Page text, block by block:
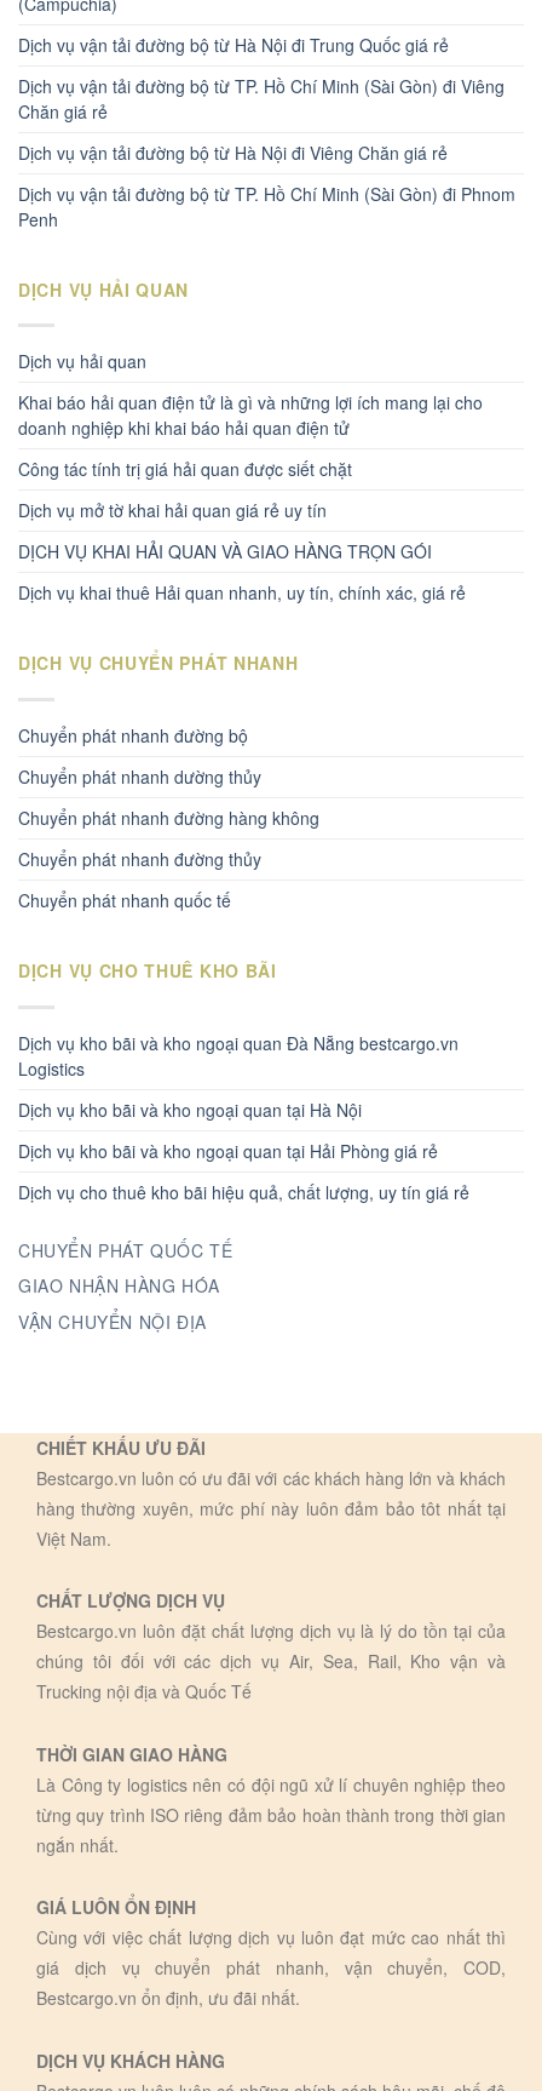
Dịch vụ vận tải đường bộ từ Hà Nội đi Trung Quốc giá rẻ
Dịch vụ vận tải đường bộ từ TP. Hồ Chí Minh (Sài Gòn) đi Viêng
Chăn giá rẻ
Dịch vụ vận tải đường bộ từ Hà Nội đi Viêng Chăn giá rẻ
Dịch vụ vận tải đường bộ từ TP. Hồ Chí Minh (Sài Gòn) đi Phnom
Penh
DỊCH VỤ HẢI QUAN
Dịch vụ hải quan
Khai báo hải quan điện tử là gì và những lợi ích mang lại cho
doanh nghiệp khi khai báo hải quan điện tử
Công tác tính trị giá hải quan được siết chặt
Dịch vụ mở tờ khai hải quan giá rẻ uy tín
DỊCH VỤ KHAI HẢI QUAN VÀ GIAO HÀNG TRỌN GÓI
Dịch vụ khai thuê Hải quan nhanh, uy tín, chính xác, giá rẻ
DỊCH VỤ CHUYỂN PHÁT NHANH
Chuyển phát nhanh đường bộ
Chuyển phát nhanh dường thủy
Chuyển phát nhanh đường hàng không
Chuyển phát nhanh đường thủy
Chuyển phát nhanh quốc tế
DỊCH VỤ CHO THUÊ KHO BÃI
Dịch vụ kho bãi và kho ngoại quan Đà Nẵng bestcargo.vn
Logistics
Dịch vụ kho bãi và kho ngoại quan tại Hà Nội
Dịch vụ kho bãi và kho ngoại quan tại Hải Phòng giá rẻ
Dịch vụ cho thuê kho bãi hiệu quả, chất lượng, uy tín giá rẻ
CHUYỂN PHÁT QUỐC TẾ
GIAO NHẬN HÀNG HÓA
VẬN CHUYỂN NỘI ĐỊA
CHIẾT KHẤU ƯU ĐÃI
Bestcargo.vn luôn có ưu đãi với các khách hàng lớn và khách
hàng thường xuyên, mức phí này luôn đảm bảo tôt nhất tại
Việt Nam.
CHẤT LƯỢNG DỊCH VỤ
Bestcargo.vn luôn đặt chất lượng dịch vụ là lý do tồn tại của
chúng tôi đối với các dịch vụ Air, Sea, Rail, Kho vận và
Trucking nội địa và Quốc Tế
THỜI GIAN GIAO HÀNG
Là Công ty logistics nên có đội ngũ xử lí chuyên nghiệp theo
từng quy trình ISO riêng đảm bảo hoàn thành trong thời gian
ngắn nhất.
GIÁ LUÔN ỔN ĐỊNH
Cùng với việc chất lượng dịch vụ luôn đạt mức cao nhất thì
giá dịch vụ chuyển phát nhanh, vận chuyển, COD,
Bestcargo.vn ổn định, ưu đãi nhất.
DỊCH VỤ KHÁCH HÀNG